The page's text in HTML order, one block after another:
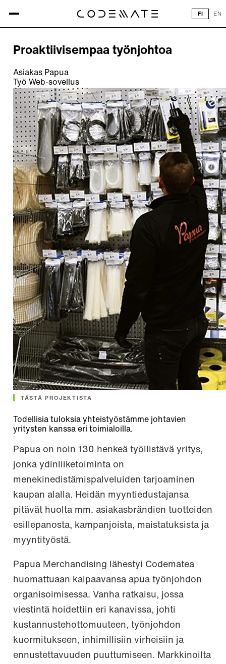
FI EN
Kaikki referenssit
Proaktiivisempaa työnjohtoa
Asiakas Papua
Työ Web-sovellus
TÄSTÄ PROJEKTISTA
Todellisia tuloksia yhteistyöstämme johtavien
yritysten kanssa eri toimialoilla.
Papua on noin 130 henkeä työllistävä yritys,
jonka ydinliiketoiminta on
menekinedistämispalveluiden tarjoaminen
kaupan alalla. Heidän myyntiedustajansa
pitävät huolta mm. asiakasbrändien tuotteiden
esillepanosta, kampanjoista, maistatuksista ja
myyntityöstä.
Papua Merchandising lähestyi Codematea
huomattuaan kaipaavansa apua työnjohdon
organisoimisessa. Vanha ratkaisu, jossa
viestintä hoidettiin eri kanavissa, johti
kustannustehottomuuteen, työnjohdon
kuormitukseen, inhimillisiin virheisiin ja
ennustettavuuden puuttumiseen. Markkinoilta